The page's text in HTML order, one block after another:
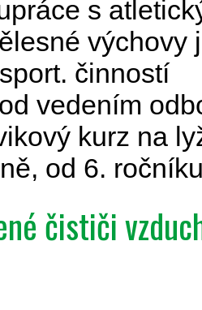
s
výchovy
činností
vedením
kurz na
od 6.
čističi